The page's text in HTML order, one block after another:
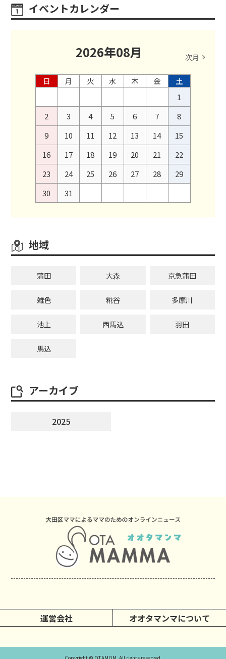
イベントカレンダー
2026年08月 次月
日 月 火 水 木 金
土
1
2
3 4 5 6 7
8
9
10 11 12 13 14
15
16
17 18 19 20 21
22
23
24 25 26 27 28
29
30
31
地域
蒲田 大森 京急蒲田
雑色 糀谷 多摩川
池上 西馬込 羽田
馬込
アーカイブ
2025
運営会社 オオタマンマについて